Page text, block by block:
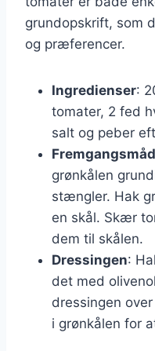
grundopskrift, som
og præferencer.
Ingredienser:
tomater, 2 fed
salt og peber
grønkålen
stængler. Hak
en skål. Skær
dem til skålen.
Dressingen:
det med
dressingen
i grønkålen for